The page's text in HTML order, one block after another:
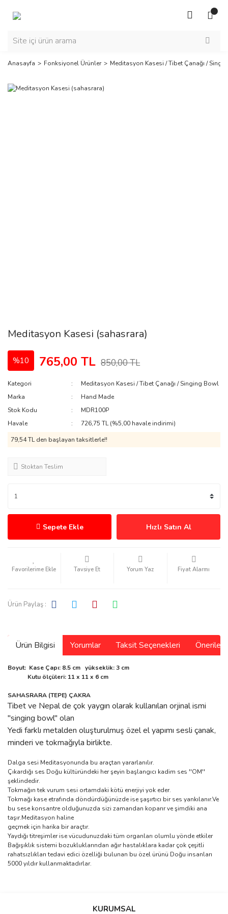
Anasayfa Fonksiyonel Ürünler Meditasyon Kasesi / Tibet Çanağı /
Meditasyon Kasesi (sahasrara)
%10 765,00 TL 850,00 TL
Kategori
Meditasyon Kasesi / Tibet Çanağı / Singing Bowl
Marka
Hand Made
Stok Kodu
MDR100P
Havale
726,75 TL (%5,00 havale indirimi)
79,54 TL den başlayan taksitlerle!!
Stoktan Teslim
Sepete Ekle Hızlı Satın Al
Tavsiye Et Yorum Yaz Fiyat Alarmı
Ürün Paylaş :
Ürün Bilgisi Yorumlar Taksit Seçenekleri
Boyut: Kase Çapı: 8.5 cm yükseklik: 3 cm
Kutu ölçüleri: 11 x 11 x 6 cm
SAHASRARA (TEPE) ÇAKRA
Tibet ve Nepal de çok yaygın olarak kullanılan orjinal ismi
''singing bowl'' olan
Yedi farklı metalden oluşturulmuş özel el yapımı sesli çanak,
minderi ve tokmağıyla birlikte.
Dalga sesi Meditasyonunda bu araçtan yararlanılır.
Çıkardığı ses Doğu kültüründeki her şeyin başlangıcı kadim ses ''OM''
şeklindedir.
Tokmağın tek vurum sesi ortamdaki kötü enerjiyi yok eder.
Tokmağı kase etrafında döndürdüğünüzde ise şaşırtıcı bir ses yankılanır.Ve
bu sese konsantre olduğunuzda sizi zamandan koparır ve şimdiki ana
taşır.Meditasyon haline
geçmek için harika bir araçtır.
Yaydığı titreşimler ise vücudunuzdaki tüm organları olumlu yönde etkiler
Bağışıklık sistemi bozukluklarından ağır hastalıklara kadar çok çeşitli
rahatsızlıkları tedavi edici özelliği bulunan bu özel ürünü Doğu insanları
5000 yıldır kullanmaktadırlar.
Bu ürüne ilk yorumu siz yapın!
KURUMSAL